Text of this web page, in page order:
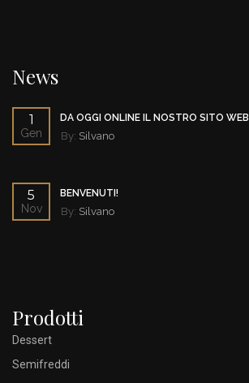
News
1
Gen
DA OGGI ONLINE IL NOSTRO SITO WEB
By: Silvano
5
Nov
BENVENUTI!
By: Silvano
Prodotti
Dessert
Semifreddi